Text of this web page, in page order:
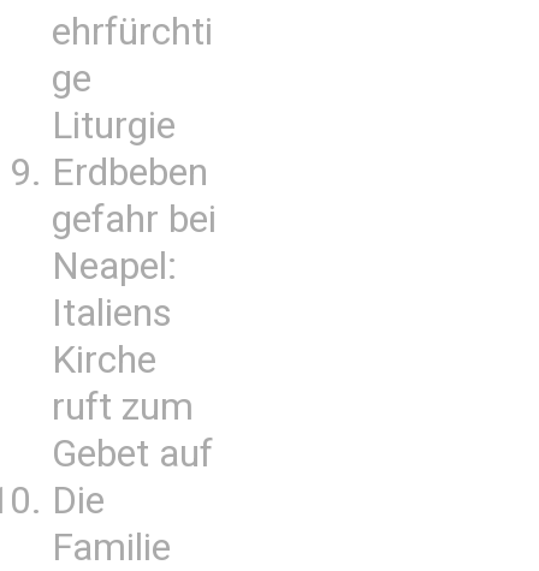
ehrfürchti
ge
Liturgie
Erdbeben
gefahr bei
Neapel:
Italiens
Kirche
ruft zum
Gebet auf
Die
Familie